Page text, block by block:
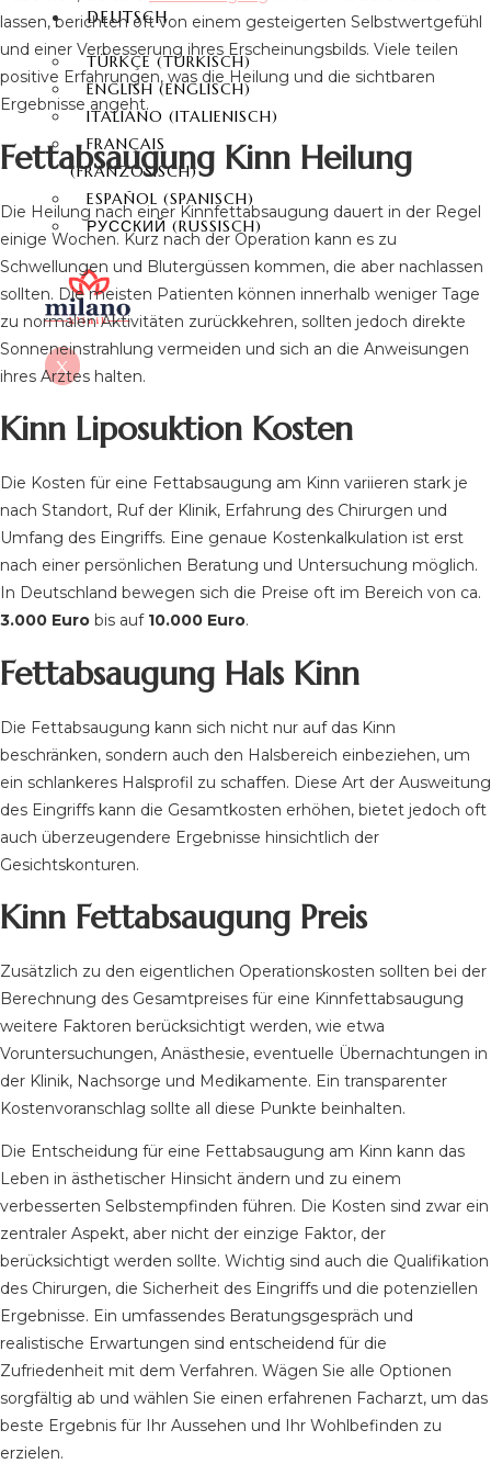
DEUTSCH
TÜRKÇE (TÜRKISCH)
ENGLISH (ENGLISCH)
ITALIANO (ITALIENISCH)
FRANÇAIS
(FRANZÖSISCH)
ESPAÑOL (SPANISCH)
РУССКИЙ (RUSSISCH)
X
lassen, berichten oft von einem gesteigerten Selbstwertgefühl
und einer Verbesserung ihres Erscheinungsbilds. Viele teilen
positive Erfahrungen, was die Heilung und die sichtbaren
Ergebnisse angeht.
Fettabsaugung Kinn Heilung
Die Heilung nach einer Kinnfettabsaugung dauert in der Regel
einige Wochen. Kurz nach der Operation kann es zu
Schwellungen und Blutergüssen kommen, die aber nachlassen
sollten. Die meisten Patienten können innerhalb weniger Tage
zu normalen Aktivitäten zurückkehren, sollten jedoch direkte
Sonneneinstrahlung vermeiden und sich an die Anweisungen
ihres Arztes halten.
Kinn Liposuktion Kosten
Die Kosten für eine Fettabsaugung am Kinn variieren stark je
nach Standort, Ruf der Klinik, Erfahrung des Chirurgen und
Umfang des Eingriffs. Eine genaue Kostenkalkulation ist erst
nach einer persönlichen Beratung und Untersuchung möglich.
In Deutschland bewegen sich die Preise oft im Bereich von ca.
3.000 Euro bis auf 10.000 Euro.
Fettabsaugung Hals Kinn
Die Fettabsaugung kann sich nicht nur auf das Kinn
beschränken, sondern auch den Halsbereich einbeziehen, um
ein schlankeres Halsprofil zu schaffen. Diese Art der Ausweitung
des Eingriffs kann die Gesamtkosten erhöhen, bietet jedoch oft
auch überzeugendere Ergebnisse hinsichtlich der
Gesichtskonturen.
Kinn Fettabsaugung Preis
Zusätzlich zu den eigentlichen Operationskosten sollten bei der
Berechnung des Gesamtpreises für eine Kinnfettabsaugung
weitere Faktoren berücksichtigt werden, wie etwa
Voruntersuchungen, Anästhesie, eventuelle Übernachtungen in
der Klinik, Nachsorge und Medikamente. Ein transparenter
Kostenvoranschlag sollte all diese Punkte beinhalten.
Die Entscheidung für eine Fettabsaugung am Kinn kann das
Leben in ästhetischer Hinsicht ändern und zu einem
verbesserten Selbstempfinden führen. Die Kosten sind zwar ein
zentraler Aspekt, aber nicht der einzige Faktor, der
berücksichtigt werden sollte. Wichtig sind auch die Qualifikation
des Chirurgen, die Sicherheit des Eingriffs und die potenziellen
Ergebnisse. Ein umfassendes Beratungsgespräch und
realistische Erwartungen sind entscheidend für die
Zufriedenheit mit dem Verfahren. Wägen Sie alle Optionen
sorgfältig ab und wählen Sie einen erfahrenen Facharzt, um das
beste Ergebnis für Ihr Aussehen und Ihr Wohlbefinden zu
erzielen.